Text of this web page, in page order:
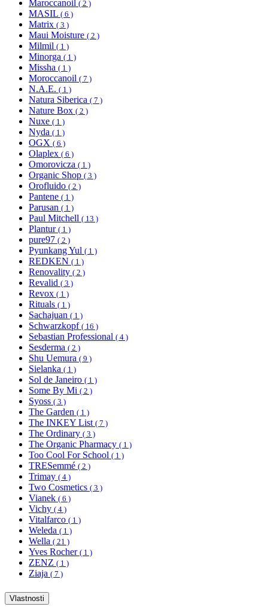
Maroccanoil ( 2 )
MASIL ( 6 )
Matrix ( 3 )
Maui Moisture ( 2 )
Milmil ( 1 )
Minorga ( 1 )
Missha ( 1 )
Moroccanoil ( 7 )
N.A.E. ( 1 )
Natura Siberica ( 7 )
Nature Box ( 2 )
Nuxe ( 1 )
Nyda ( 1 )
OGX ( 6 )
Olaplex ( 6 )
Omorovicza ( 1 )
Organic Shop ( 3 )
Orofluido ( 2 )
Pantene ( 1 )
Parusan ( 1 )
Paul Mitchell ( 13 )
Plantur ( 1 )
pure97 ( 2 )
Pyunkang Yul ( 1 )
REDKEN ( 1 )
Renovality ( 2 )
Revalid ( 3 )
Revox ( 1 )
Rituals ( 1 )
Sachajuan ( 1 )
Schwarzkopf ( 16 )
Sebastian Professional ( 4 )
Sesderma ( 2 )
Shu Uemura ( 9 )
Sielanka ( 1 )
Sol de Janeiro ( 1 )
Some By Mi ( 2 )
Syoss ( 3 )
The Garden ( 1 )
The INKEY List ( 7 )
The Ordinary ( 3 )
The Organic Pharmacy ( 1 )
Too Cool For School ( 1 )
TRESemmé ( 2 )
Trimay ( 4 )
Two Cosmetics ( 3 )
Vianek ( 6 )
Vichy ( 4 )
Vitalfarco ( 1 )
Weleda ( 1 )
Wella ( 21 )
Yves Rocher ( 1 )
ZENZ ( 1 )
Ziaja ( 7 )
Vlastnosti